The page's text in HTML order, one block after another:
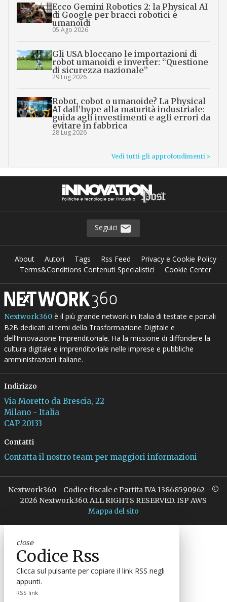
Ecco Gemini Robotics 2: la Physical AI
di Google per bracci robotici e
umanoidi
05 Ago 2026
Gli USA bloccano le importazioni di
robot umanoidi e inverter: “Questione
di sicurezza nazionale”
29 Lug 2026
Robot, cobot o umanoide? La Physical
AI dall’hype alla maturità industriale:
guida agli investimenti e agli errori da
evitare in fabbrica
28 Lug 2026
Vedi tutti gli approfondimenti >
Seguici
About Autori Tags Rss Feed
Privacy e Cookie Policy
Terms&Conditions Contenuti Specialistici
Cookie Center
Nextwork360è il più grande network in Italia di testate e portali
B2B dedicati ai temi della Trasformazione Digitale e
dell’Innovazione Imprenditoriale. Ha la missione di diffondere la
cultura digitale e imprenditoriale nelle imprese e pubbliche
amministrazioni italiane.
Indirizzo
Via Moretto da Brescia, 22
Milano - Italia
CAP 20133
Contatti
Contatta il nostro team per maggiori informazioni
Nextwork360 - Codice fiscale e Partita IVA 13868590962 - ©
2026 Nextwork360. ALL RIGHTS RESERVED. ISP AWS
Mappa del sito
close
Codice Rss
Clicca sul pulsante per copiare il link RSS negli
appunti.
RSS link